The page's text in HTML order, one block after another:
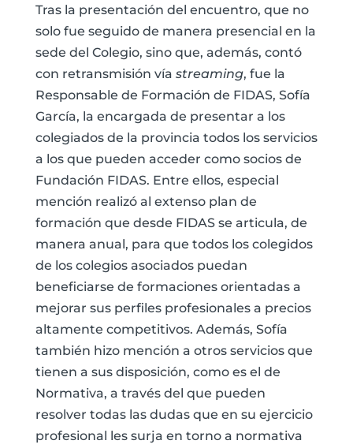
Tras la presentación del encuentro, que no
solo fue seguido de manera presencial en la
sede del Colegio, sino que, además, contó
con retransmisión vía streaming, fue la
Responsable de Formación de FIDAS, Sofía
García, la encargada de presentar a los
colegiados de la provincia todos los servicios
a los que pueden acceder como socios de
Fundación FIDAS. Entre ellos, especial
mención realizó al extenso plan de
formación que desde FIDAS se articula, de
manera anual, para que todos los colegidos
de los colegios asociados puedan
beneficiarse de formaciones orientadas a
mejorar sus perfiles profesionales a precios
altamente competitivos. Además, Sofía
también hizo mención a otros servicios que
tienen a sus disposición, como es el de
Normativa, a través del que pueden
resolver todas las dudas que en su ejercicio
profesional les surja en torno a normativa